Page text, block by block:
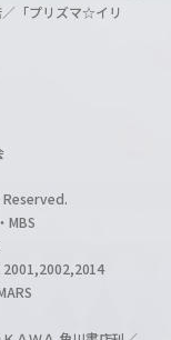
「プリズマ☆イリ
Reserved.
MBS
2001,2002,2014